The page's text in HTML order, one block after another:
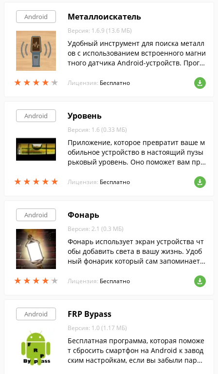
Android
★ ★ ★ ★ ★
★ ★ ★ ★ ★
Металлоискатель
Версия: 1.6.9 (13.6 МБ)
Удобный инструмент для поиска металл
ов с использованием встроенного магни
тного датчика Android-устройств. Прогр
ом в поиске электрических проводов в с
Лицензия: Бесплатно
Android
★ ★ ★ ★ ★
★ ★ ★ ★ ★
Уровень
Версия: 1.6 (0.33 МБ)
Приложение, которое превратит ваше м
обильное устройство в настоящий пузы
рьковый уровень. Оно поможет вам про
ли иная поверхность.
Лицензия: Бесплатно
Android
★ ★ ★ ★ ★
★ ★ ★ ★ ★
Фонарь
Версия: 2.1 (0.3 МБ)
Фонарь использует экран устройства чт
обы добавить света в вашу жизнь. Удоб
ный фонарик который сам запоминает
Лицензия: Бесплатно
Android FRP Bypass
Версия: 1.0 (1.17 МБ)
Бесплатная программа, которая поможе
т сбросить смартфон на Android к завод
ским настройкам, если вы забыли парол